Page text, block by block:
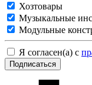
Хозтовары
Музыкальные
Модульные
Я согласен(а) с
Подписаться